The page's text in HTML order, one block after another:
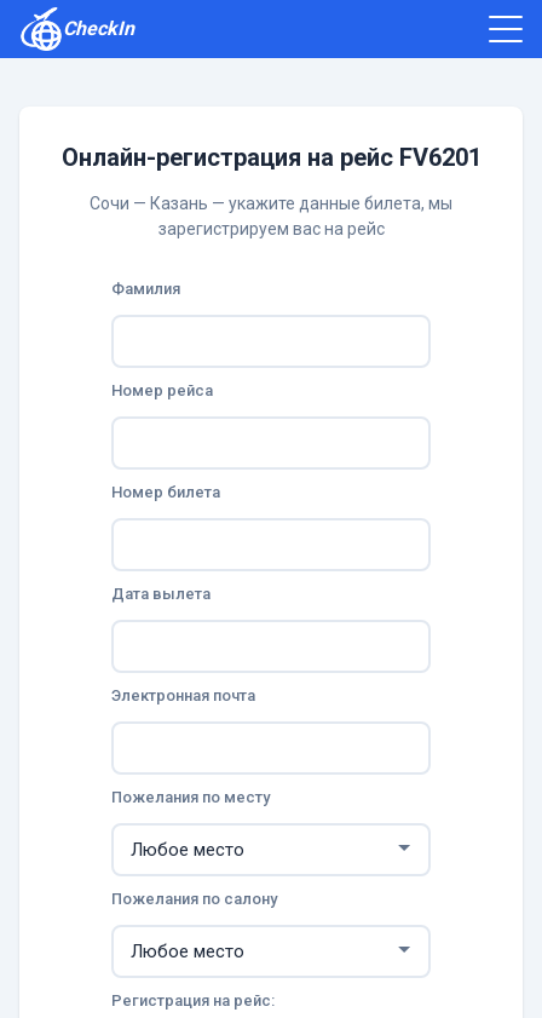
CheckIn
Онлайн-регистрация на рейс FV6201
Сочи — Казань — укажите данные билета, мы
зарегистрируем вас на рейс
Фамилия
Номер рейса
Номер билета
Дата вылета
Электронная почта
Пожелания по месту
Пожелания по салону
Регистрация на рейс: